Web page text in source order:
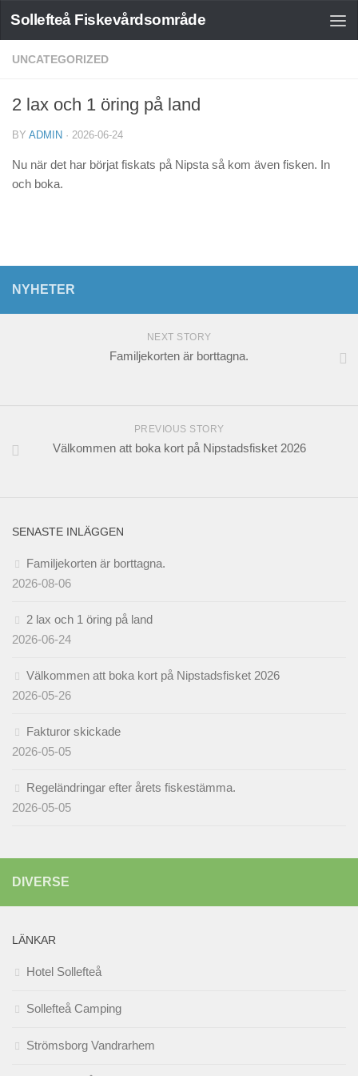
Sollefteå Fiskevårdsområde
UNCATEGORIZED
2 lax och 1 öring på land
BY ADMIN · 2026-06-24
Nu när det har börjat fiskats på Nipsta så kom även fisken. In
och boka.
NYHETER
NEXT STORY
Familjekorten är borttagna.
PREVIOUS STORY
Välkommen att boka kort på Nipstadsfisket 2026
SENASTE INLÄGGEN
Familjekorten är borttagna.
2026-08-06
2 lax och 1 öring på land
2026-06-24
Välkommen att boka kort på Nipstadsfisket 2026
2026-05-26
Fakturor skickade
2026-05-05
Regeländringar efter årets fiskestämma.
2026-05-05
DIVERSE
LÄNKAR
Hotel Sollefteå
Sollefteå Camping
Strömsborg Vandrarhem